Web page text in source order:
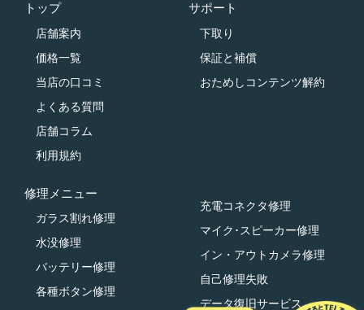
トップ
店舗案内
価格一覧
当店の口コミ
よくある質問
店舗コラム
利用規約
サポート
下取り
保証と補償
おためしコンテンツ解約
修理メニュー
ガラス割れ修理
水没修理
バッテリー修理
各種ボタン修理
充電コネクタ修理
マイク･スピーカー修理
イン・アウトカメラ修理
自己修理失敗
データ復旧サービス